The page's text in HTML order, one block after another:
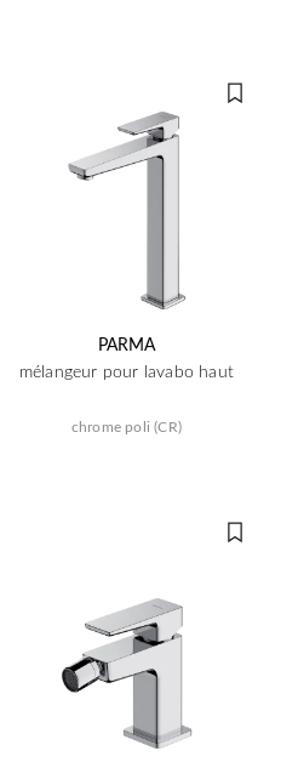
PARMA
mélangeur pour lavabo haut
chrome poli (CR)